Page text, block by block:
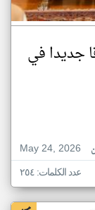
جديدا في
May 24, 2026
عدد الكلمات: ٢٥٤